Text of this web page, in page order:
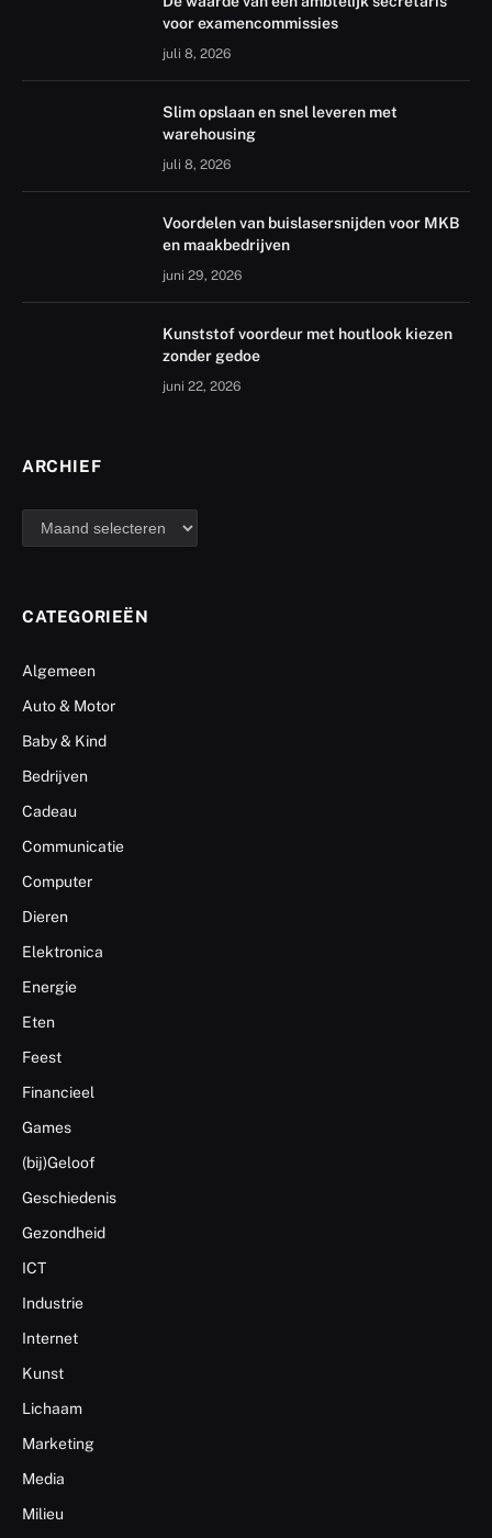
voor examencommissies
juli 8, 2026
Slim opslaan en snel leveren met
warehousing
juli 8, 2026
Voordelen van buislasersnijden voor MKB
en maakbedrijven
juni 29, 2026
Kunststof voordeur met houtlook kiezen
zonder gedoe
juni 22, 2026
ARCHIEF
archief
CATEGORIEËN
Algemeen
Auto & Motor
Baby & Kind
Bedrijven
Cadeau
Communicatie
Computer
Dieren
Elektronica
Energie
Eten
Feest
Financieel
Games
(bij)Geloof
Geschiedenis
Gezondheid
ICT
Industrie
Internet
Kunst
Lichaam
Marketing
Media
Milieu